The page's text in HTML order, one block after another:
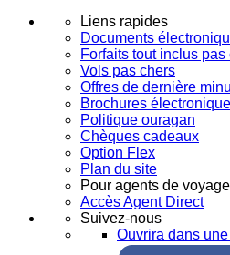
Liens rapides
Documents
Forfaits tout inclus pas
Vols pas chers
Offres de dernière
Brochures
Politique ouragan
Chèques cadeaux
Option Flex
Plan du site
Pour agents de
Accès Agent Direct
Suivez-nous
Ouvrira dans